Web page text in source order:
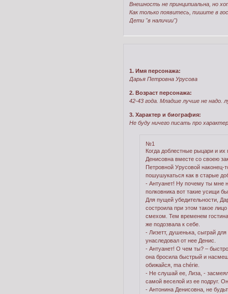
Внешность не принципиальна, но
Как только появитесь, пишите в
Дети "в наличии")
1. Имя персонажа:
Дарья Петровна Урусова
2. Возраст персонажа:
42-43 года. Младше лучше не надо.
3. Характер и биография:
Не буду ничего писать про
№1
Когда доблестные рыцари и
Денисовна вместе со своею
Петровной Урусовой наконец-
пошушукаться как в старые
- Антуанет! Ну почему ты мне
полковника вот такие усищи
Для пущей убедительности,
состроила при этом такое
смехом. Тем временем
же подозвала к себе.
- Лизетт, душенька, сыграй
унаследовал от нее Денис.
- Антуанет! О чем ты? –
она бросила быстрый и
обижайся, ma chérie.
- Не слушай ее, Лиза, -
самой веселой из ее подруг.
- Антонина Денисовна, не